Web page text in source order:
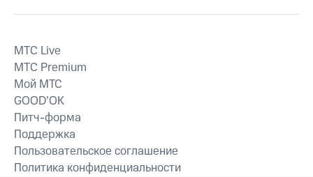
MTС Live
MTС Premium
Мой МТС
GOOD’OK
Питч-форма
Поддержка
Пользовательское соглашение
Политика конфиденциальности